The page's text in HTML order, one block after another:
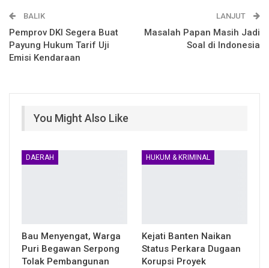
Telegram
BALIK
Pemprov DKI Segera Buat
Payung Hukum Tarif Uji
Emisi Kendaraan
LANJUT
Masalah Papan Masih Jadi
Soal di Indonesia
You Might Also Like
DAERAH
Bau Menyengat, Warga
Puri Begawan Serpong
Tolak Pembangunan
HUKUM & KRIMINAL
Kejati Banten Naikan
Status Perkara Dugaan
Korupsi Proyek